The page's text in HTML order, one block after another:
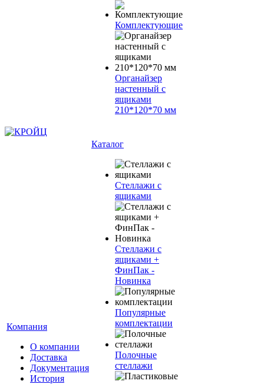
Комплектующие
Органайзер
настенный с
ящиками
210*120*70 мм
Компания
О компании
Доставка
Документация
История
Каталог
Стеллажи с
ящиками
Стеллажи с
ящиками +
ФинПак -
Новинка
Популярные
комплектации
Полочные
стеллажи